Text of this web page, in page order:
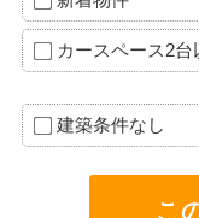
カースペース2台
建築条件なし